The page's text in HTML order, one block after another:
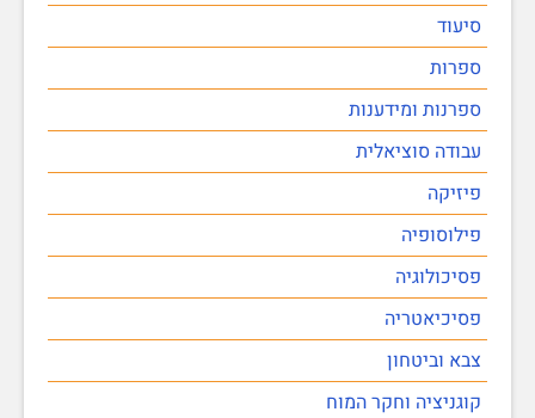
סיעוד
ספרות
ספרנות ומידענות
עבודה סוציאלית
פיזיקה
פילוסופיה
פסיכולוגיה
פסיכיאטריה
צבא וביטחון
קוגניציה וחקר המוח